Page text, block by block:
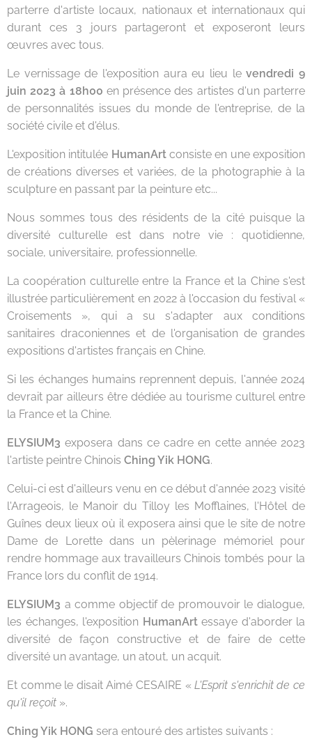
parterre d'artiste locaux, nationaux et internationaux qui
durant ces 3 jours partageront et exposeront leurs
œuvres avec tous.
Le vernissage de l'exposition aura eu lieu levendredi 9
juin 2023 à 18h00 en présence des artistes d'un parterre
de personnalités issues du monde de l'entreprise, de la
société civile et d'élus.
L'exposition intitulée HumanArtconsiste en une exposition
de créations diverses et variées, de la photographie à la
sculpture en passant par la peinture etc...
Nous sommes tous des résidents de la cité puisque la
diversité culturelle est dans notre vie : quotidienne,
sociale, universitaire, professionnelle.
La coopération culturelle entre la France et la Chine s'est
illustrée particulièrement en 2022 à l'occasion du festival «
Croisements », qui a su s'adapter aux conditions
sanitaires draconiennes et de l'organisation de grandes
expositions d'artistes français en Chine.
Si les échanges humains reprennent depuis, l'année 2024
devrait par ailleurs être dédiée au tourisme culturel entre
la France et la Chine.
ELYSIUM3 exposera dans ce cadre en cette année 2023
l'artiste peintre Chinois Ching Yik HONG.
Celui-ci est d'ailleurs venu en ce début d'année 2023 visité
l'Arrageois, le Manoir du Tilloy les Mofflaines, l'Hôtel de
Guînes deux lieux où il exposera ainsi que le site de notre
Dame de Lorette dans un pèlerinage mémoriel pour
rendre hommage aux travailleurs Chinois tombés pour la
France lors du conflit de 1914.
ELYSIUM3 a comme objectif de promouvoir le dialogue,
les échanges, l'exposition HumanArtessaye d'aborder la
diversité de façon constructive et de faire de cette
diversité un avantage, un atout, un acquit.
Et comme le disait Aimé CESAIRE «L'Esprit s'enrichit de ce
qu'il reçoit ».
Ching Yik HONG sera entouré des artistes suivants :